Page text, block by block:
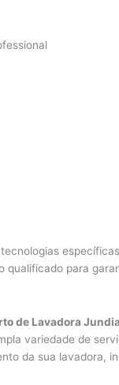
qualificado para
de Lavadora
variedade de
da sua lavadora,